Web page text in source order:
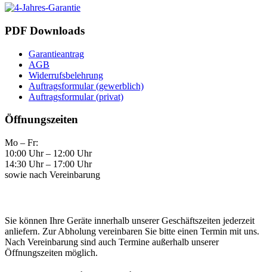
PDF Downloads
Garantieantrag
AGB
Widerrufsbelehrung
Auftragsformular (gewerblich)
Auftragsformular (privat)
Öffnungszeiten
Mo – Fr:
10:00 Uhr – 12:00 Uhr
14:30 Uhr – 17:00 Uhr
sowie nach Vereinbarung
Sie können Ihre Geräte innerhalb unserer Geschäftszeiten jederzeit
anliefern. Zur Abholung vereinbaren Sie bitte einen Termin mit uns.
Nach Vereinbarung sind auch Termine außerhalb unserer
Öffnungszeiten möglich.